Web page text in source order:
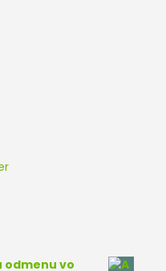
odmenu vo